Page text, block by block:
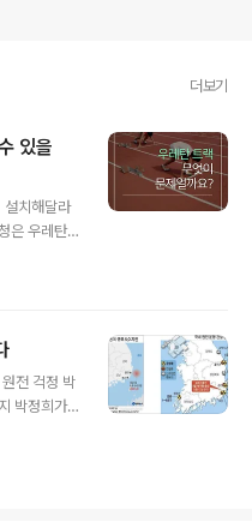
더보기
있을
설치해달라
은 우레탄
검출 되
현장에서
. 경남도교
모두 철거
일선학교
전 걱정 박
박정희가
는 이야기